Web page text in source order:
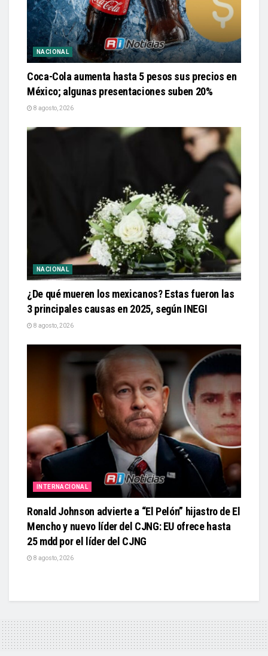
NACIONAL
Coca-Cola aumenta hasta 5 pesos sus precios en
México; algunas presentaciones suben 20%
8 agosto, 2026
NACIONAL
¿De qué mueren los mexicanos? Estas fueron las
3 principales causas en 2025, según INEGI
8 agosto, 2026
INTERNACIONAL
Ronald Johnson advierte a “El Pelón” hijastro de El
Mencho y nuevo líder del CJNG: EU ofrece hasta
25 mdd por el líder del CJNG
8 agosto, 2026